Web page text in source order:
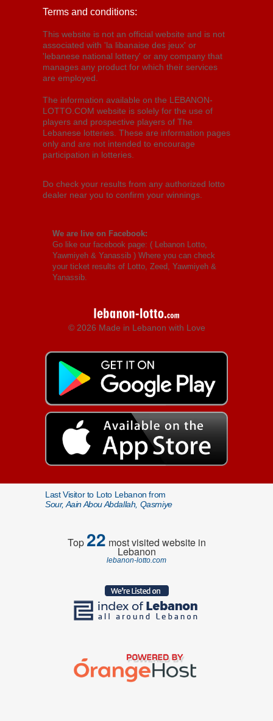
Terms and conditions:
This website is not an official website and is not
associated with 'la libanaise des jeux' or
'lebanese national lottery' or any company that
manages any product for which their services
are employed.
The information available on the LEBANON-
LOTTO.COM website is solely for the use of
players and prospective players of The
Lebanese lotteries. These are information pages
only and are not intended to encourage
participation in lotteries.
Do check your results from any authorized lotto
dealer near you to confirm your winnings.
We are live on Facebook:
Go like our facebook page: ( Lebanon Lotto,
Yawmiyeh & Yanassib ) Where you can check
your ticket results of Lotto, Zeed, Yawmiyeh &
Yanassib.
© 2026 Made in Lebanon with Love
Last Visitor to Loto Lebanon from
Sour, Aain Abou Abdallah, Qasmiye
Top22 most visited website in
Lebanon
lebanon-lotto.com